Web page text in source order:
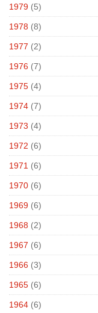
1979 (5)
1978 (8)
1977 (2)
1976 (7)
1975 (4)
1974 (7)
1973 (4)
1972 (6)
1971 (6)
1970 (6)
1969 (6)
1968 (2)
1967 (6)
1966 (3)
1965 (6)
1964 (6)